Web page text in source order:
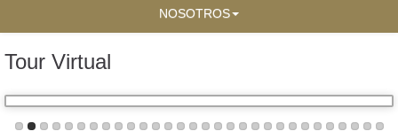
NOSOTROS
Tour Virtual